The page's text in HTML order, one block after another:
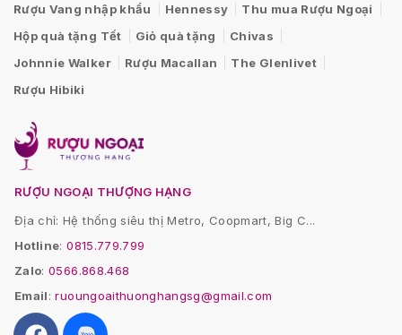
Rượu Vang nhập khẩu Hennessy
Thu mua Rượu Ngoại
Hộp quà tặng Tết
Giỏ quà tặng
Chivas
Johnnie Walker
Rượu Macallan
The Glenlivet
Rượu Hibiki
RƯỢU NGOẠI THƯỢNG HẠNG
Địa chỉ: Hệ thống siêu thị Metro, Coopmart, Big C...
Hotline:0815.779.799
Zalo:0566.868.468
Email:ruoungoaithuonghangsg@gmail.com